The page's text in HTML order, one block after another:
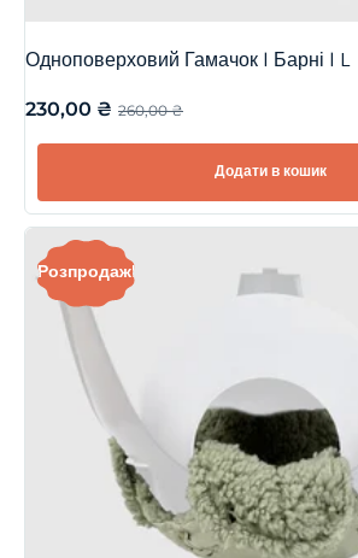
Одноповерховий Гамачок | Барні | L
260,00₴
230,00 ₴
Додати в кошик
Розпродаж!